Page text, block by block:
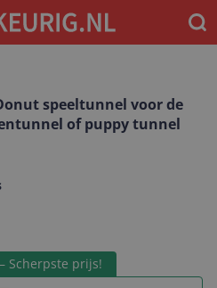
speeltunnel voor de
of puppy tunnel
Scherpste prijs!